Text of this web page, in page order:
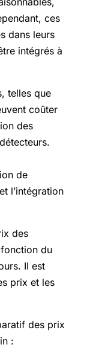
ces
dans leurs
intégrés à
telles que
coûter
des
de
l’intégration
des
du
Il est
prix et les
des prix
: